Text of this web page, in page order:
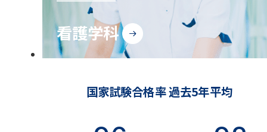
看護学科
国家試験合格率 過去5年平均